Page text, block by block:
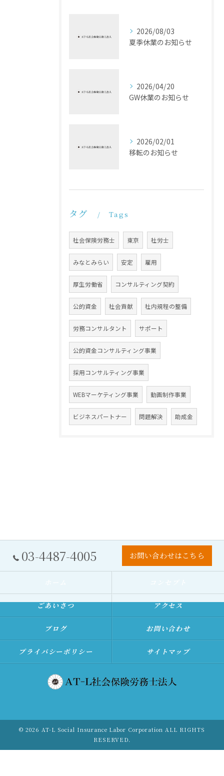
2026/08/03
夏季休業のお知らせ
2026/04/20
GW休業のお知らせ
2026/02/01
移転のお知らせ
タグ Tags
社会保険労務士 東京 社労士
みなとみらい 安定 雇用
厚生労働省 コンサルティング契約
公的資金 社会貢献 社内規程の整備
労務コンサルタント サポート
公的資金コンサルティング事業
採用コンサルティング事業
WEBマーケティング事業 動画制作事業
ビジネスパートナー 問題解決 助成金
03-4487-4005 お問い合わせはこちら
ごあいさつ アクセス
ブログ お問い合わせ
プライバシーポリシー サイトマップ
© 2026 AT-L Social Insurance Labor Corporation ALL RIGHTS
RESERVED.